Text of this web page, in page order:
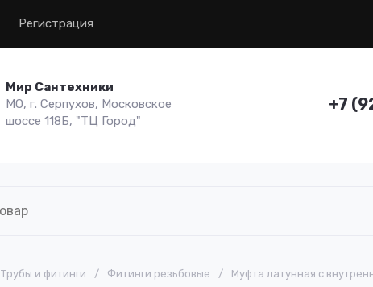
Регистрация
Мир Сантехники
МО, г. Серпухов, Московское
шоссе 118Б, "ТЦ Город"
+7
Трубы и фитинги / Фитинги резьбовые / Муфта латунная с